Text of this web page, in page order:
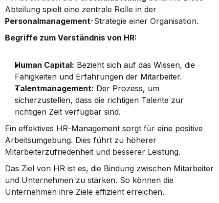
Personalmanagement-Strategie einer Organisation.
Begriffe zum Verständnis von HR:
Human Capital: Bezieht sich auf das Wissen, die
Fähigkeiten und Erfahrungen der Mitarbeiter.
Talentmanagement: Der Prozess, um
sicherzustellen, dass die richtigen Talente zur
richtigen Zeit verfügbar sind.
Ein effektives HR-Management sorgt für eine positive
Arbeitsumgebung. Dies führt zu höherer
Mitarbeiterzufriedenheit und besserer Leistung.
Das Ziel von HR ist es, die Bindung zwischen Mitarbeiter
und Unternehmen zu stärken. So können die
Unternehmen ihre Ziele effizient erreichen.